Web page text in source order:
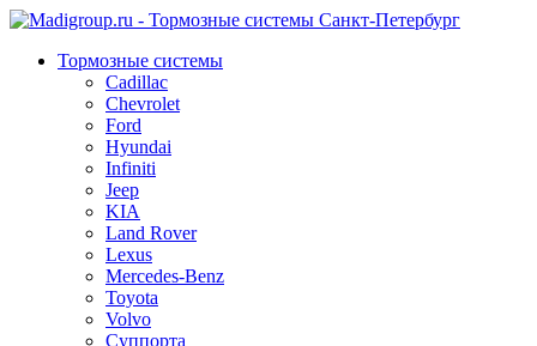
Тормозные системы
Cadillac
Chevrolet
Ford
Hyundai
Infiniti
Jeep
KIA
Land Rover
Lexus
Mercedes-Benz
Toyota
Volvo
Суппорта